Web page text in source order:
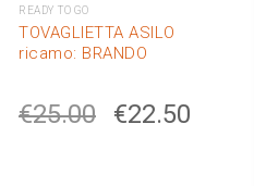
READY TO GO
TOVAGLIETTA ASILO
ricamo: BRANDO
€25.00 €22.50